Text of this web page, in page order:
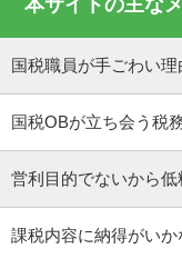
国税職員が手ごわい理
国税OBが立ち会う税
営利目的でないから低
課税内容に納得がいか